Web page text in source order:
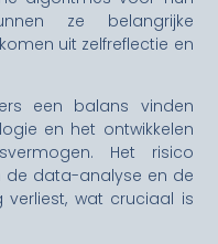
ze belangrijke
uit zelfreflectie en
een balans vinden
en het ontwikkelen
Het risico
de data-analyse en de
wat cruciaal is